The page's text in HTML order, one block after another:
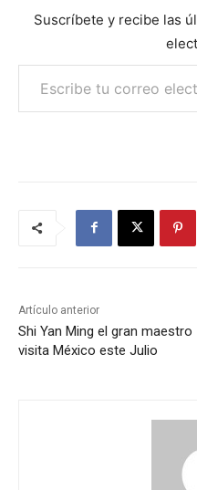
Suscríbete y recibe las
Escribe tu correo electrónico…
Artículo anterior
Shi Yan Ming el gran maestro
visita México este Julio